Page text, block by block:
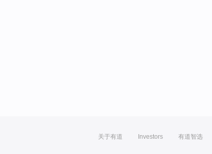
关于有道 Investors 有道智选